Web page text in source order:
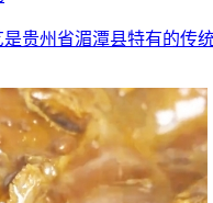
贵州省湄潭县特有的传